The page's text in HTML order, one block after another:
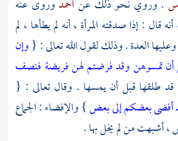
. وروي نحو ذلك عنأحمدوروى عنه
أنه قال : إذا صدقته المرأة ، أنه لم يطأها ، لم
العدة . وذلك لقول الله تعالى : {وإن
تمسوهن وقد فرضتم لهن فريضة فنصف
طلقها قبل أن يمسها . وقال تعالى : {
أفضى بعضكم إلى بعض} والإفضاء : الجماع
، أشبهت من لم يخل بها .